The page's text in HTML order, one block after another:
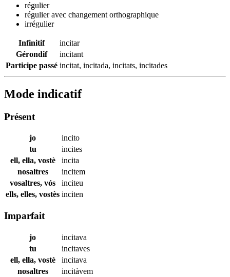
régulier
régulier avec changement orthographique
irrégulier
Infinitif
incitar
Gérondif
incitant
Participe passé incitat, incitada, incitats, incitades
Mode indicatif
Présent
jo
incito
tu
incites
ell, ella, vostè
incita
nosaltres
incitem
vosaltres, vós
inciteu
ells, elles, vostès inciten
Imparfait
jo
incitava
tu
incitaves
ell, ella, vostè
incitava
nosaltres
incitàvem